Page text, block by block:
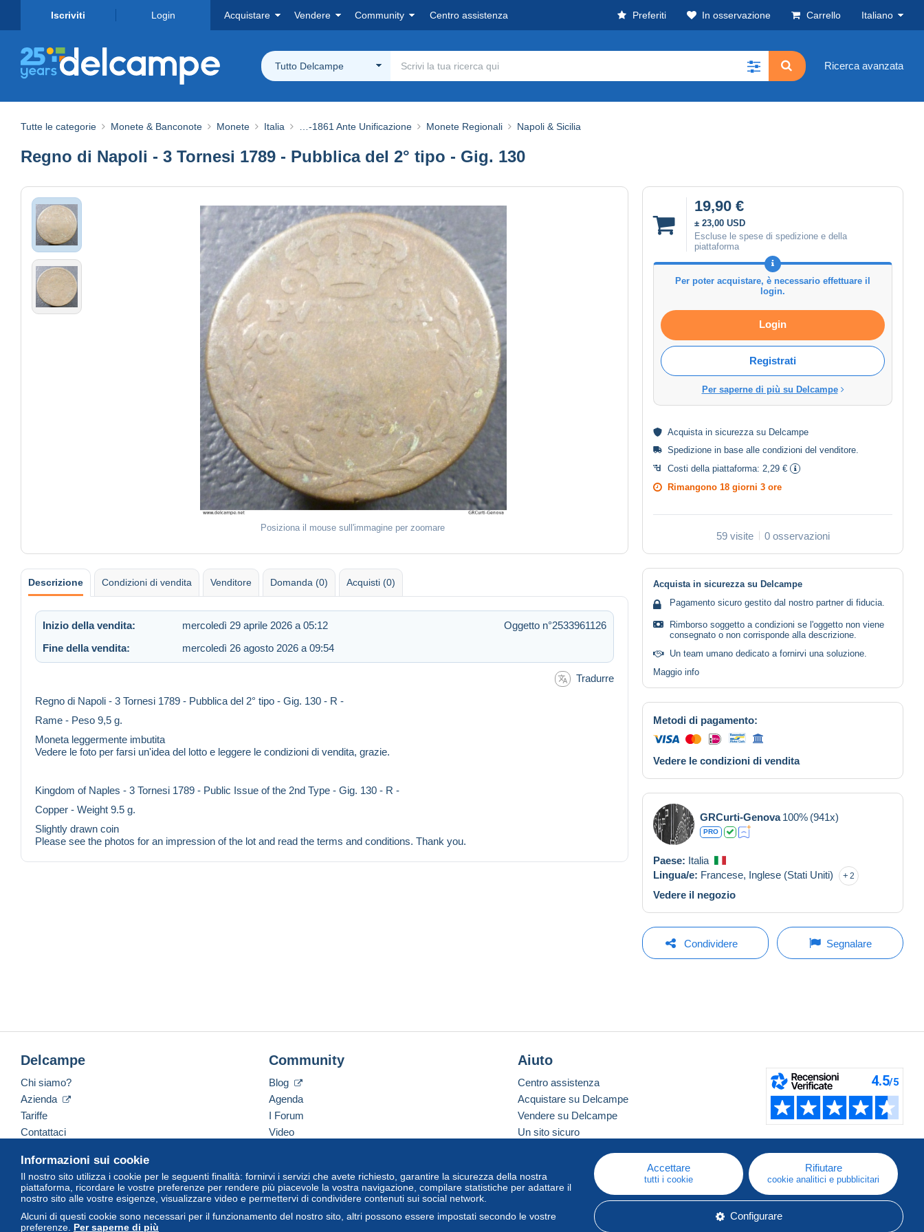
Iscriviti Login Acquistare Vendere Community Centro assistenza Preferiti In osservazione Carrello Italiano
Tutto Delcampe Ricerca avanzata
Tutte le categorie Monete & Banconote Monete Italia …-1861 Ante Unificazione Monete Regionali Napoli & Sicilia
Regno di Napoli - 3 Tornesi 1789 - Pubblica del 2° tipo - Gig. 130
Posiziona il mouse sull'immagine per zoomare
19,90 €
± 23,00 USD
Escluse le spese di spedizione e della
piattaforma
Per poter acquistare, è necessario effettuare il
login.
Login
Registrati
Per saperne di più su Delcampe
Acquista in sicurezza su Delcampe
Spedizione in base alle condizioni del venditore
Costi della piattaforma: 2,29 €
Rimangono 18 giorni 3 ore
59 visite 0 osservazioni
Descrizione Condizioni di vendita Venditore Domanda (0) Acquisti (0)
Inizio della vendita: mercoledì 29 aprile 2026 a 05:12
Oggetto n°2533961126
Fine della vendita:
mercoledì 26 agosto 2026 a 09:54
Tradurre
Regno di Napoli - 3 Tornesi 1789 - Pubblica del 2° tipo - Gig. 130 - R -
Rame - Peso 9,5 g.
Moneta leggermente imbutita
Vedere le foto per farsi un'idea del lotto e leggere le condizioni di vendita, grazie.
Kingdom of Naples - 3 Tornesi 1789 - Public Issue of the 2nd Type - Gig. 130 - R -
Copper - Weight 9.5 g.
Slightly drawn coin
Please see the photos for an impression of the lot and read the terms and conditions. Thank you.
Acquista in sicurezza su Delcampe
Pagamento sicuro gestito dal nostro partner di fiducia.
Rimborso soggetto a condizioni se l'oggetto non viene
consegnato o non corrisponde alla descrizione.
Un team umano dedicato a fornirvi una soluzione.
Maggio info
Metodi di pagamento:
Vedere le condizioni di vendita
GRCurti-Genova 100% (941x)
PRO
Paese: Italia
Lingua/e: Francese, Inglese (Stati Uniti) 2
Vedere il negozio
Condividere Segnalare
Informazioni sui cookie
Il nostro sito utilizza i cookie per le seguenti finalità: fornirvi i servizi che avete richiesto, garantire la sicurezza della nostra
piattaforma, ricordare le vostre preferenze per rendere più piacevole la vostra navigazione, compilare statistiche per adattare il
nostro sito alle vostre esigenze, visualizzare video e permettervi di condividere contenuti sui social network.
Alcuni di questi cookie sono necessari per il funzionamento del nostro sito, altri possono essere impostati secondo le vostre
preferenze. Per saperne di più
Accettare
tutti i cookie
Rifiutare
cookie analitici e pubblicitari
Configurare
Delcampe
Chi siamo?
Azienda
Tariffe
Contattaci
Community
Blog
Agenda
I Forum
Video
Aiuto
Centro assistenza
Acquistare su Delcampe
Vendere su Delcampe
Un sito sicuro
Italiano USD America/Indiana/Vevay Versione standard
© Delcampe International Srl. Tutti i diritti riservati.